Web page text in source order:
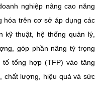
nghiệp nâng cao năng
hóa trên cơ sở áp dụng các
kỹ thuật, hệ thống quản lý,
góp phần nâng tỷ trọng
tổng hợp (TFP) vào tăng
chất lượng, hiệu quả và sức